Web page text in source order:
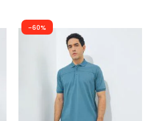
-60%